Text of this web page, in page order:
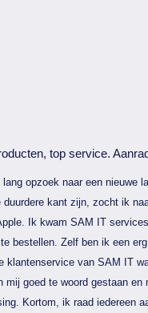
top service.
lang opzoek naar een nieuwe
duurdere kant zijn, zocht ik
Ik kwam SAM IT
te bestellen. Zelf ben ik een
klantenservice van SAM IT
mij goed te woord gestaan
Kortom, ik raad iedereen